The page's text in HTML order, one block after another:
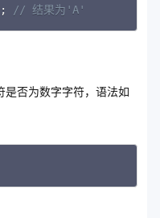
; // 结果为'A'
是否为数字字符，语法如